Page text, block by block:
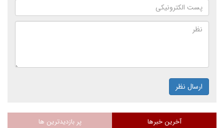
ارسال نظر
آخرین خبرها پر بازدیدترین ها